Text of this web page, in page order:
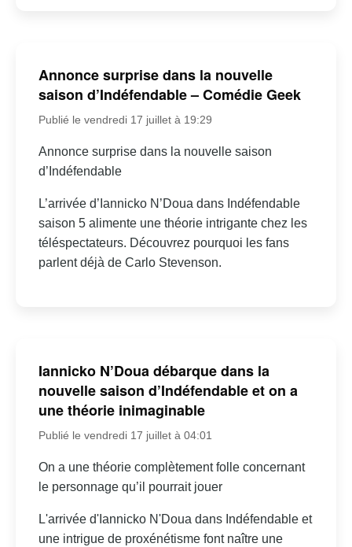
Annonce surprise dans la nouvelle
saison d’Indéfendable – Comédie Geek
Publié le vendredi 17 juillet à 19:29
Annonce surprise dans la nouvelle saison
d’Indéfendable
L’arrivée d’Iannicko N’Doua dans Indéfendable
saison 5 alimente une théorie intrigante chez les
téléspectateurs. Découvrez pourquoi les fans
parlent déjà de Carlo Stevenson.
Iannicko N’Doua débarque dans la
nouvelle saison d’Indéfendable et on a
une théorie inimaginable
Publié le vendredi 17 juillet à 04:01
On a une théorie complètement folle concernant
le personnage qu’il pourrait jouer
L'arrivée d'Iannicko N'Doua dans Indéfendable et
une intrigue de proxénétisme font naître une